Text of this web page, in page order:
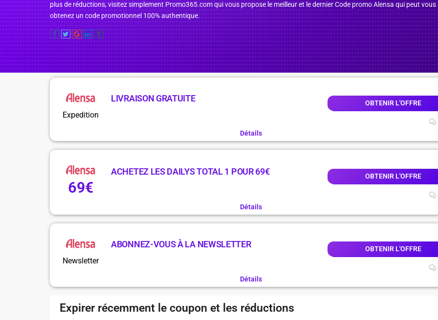
plus de réductions, visitez simplement Promo365.com qui vous propose le meilleur et le dernier Code promo Alensa qui peut
obtenez un code promotionnel 100% authentique.
Expedition
LIVRAISON GRATUITE OBTENIR L'OFFRE
Détails
69€
ACHETEZ LES DAILYS TOTAL 1 POUR 69€ OBTENIR L'OFFRE
Détails
Newsletter
ABONNEZ-VOUS À LA NEWSLETTER OBTENIR L'OFFRE
Détails
Expirer récemment le coupon et les réductions